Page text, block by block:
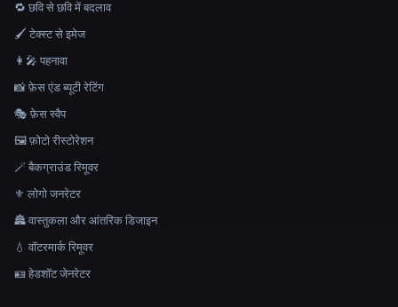
🔁 छवि से छवि में बदलाव
🖌️ टेक्स्ट से इमेज
👩‍🎤 पहनावा
📸 फ़ेस एंड ब्यूटी रेटिंग
🎭 फ़ेस स्वैप
🖼️ फ़ोटो रीस्टोरेशन
🪄 बैकग्राउंड रिमूवर
⚜️ लोगो जनरेटर
🏯 वास्तुकला और आंतरिक डिजाइन
💧 वॉटरमार्क रिमूवर
🪪 हेडशॉट जेनरेटर